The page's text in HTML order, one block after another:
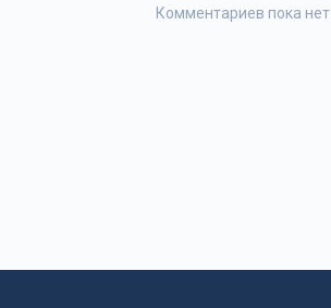
Комментариев пока нет.